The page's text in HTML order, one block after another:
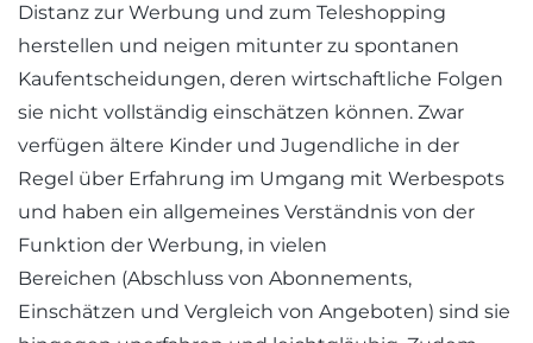
Distanz zur Werbung und zum Teleshopping
herstellen und neigen mitunter zu spontanen
Kaufentscheidungen, deren wirtschaftliche Folgen
sie nicht vollständig einschätzen können. Zwar
verfügen ältere Kinder und Jugendliche in der
Regel über Erfahrung im Umgang mit Werbespots
und haben ein allgemeines Verständnis von der
Funktion der Werbung, in vielen
Bereichen (Abschluss von Abonnements,
Einschätzen und Vergleich von Angeboten) sind sie